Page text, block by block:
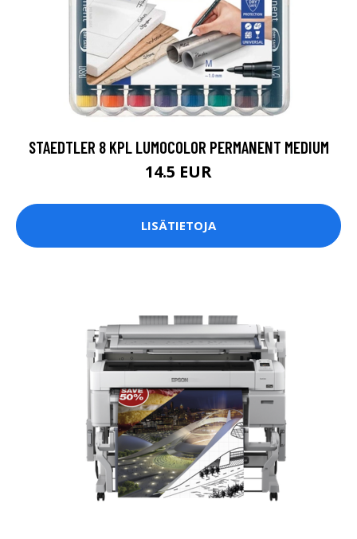
STAEDTLER 8 KPL LUMOCOLOR PERMANENT MEDIUM
14.5 EUR
LISÄTIETOJA